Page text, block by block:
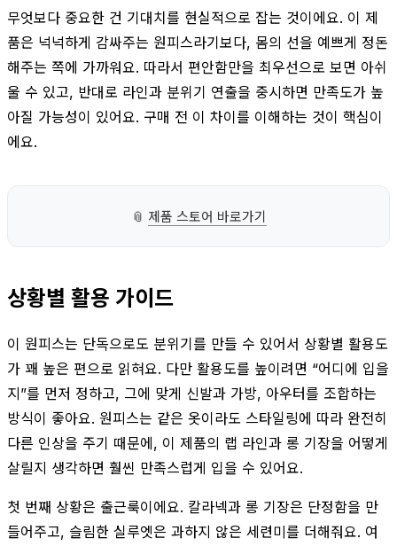
무엇보다 중요한 건 기대치를 현실적으로 잡는 것이에요. 이 제
품은 넉넉하게 감싸주는 원피스라기보다, 몸의 선을 예쁘게 정돈
해주는 쪽에 가까워요. 따라서 편안함만을 최우선으로 보면 아쉬
울 수 있고, 반대로 라인과 분위기 연출을 중시하면 만족도가 높
아질 가능성이 있어요. 구매 전 이 차이를 이해하는 것이 핵심이
에요.
📎 제품 스토어 바로가기
상황별 활용 가이드
이 원피스는 단독으로도 분위기를 만들 수 있어서 상황별 활용도
가 꽤 높은 편으로 읽혀요. 다만 활용도를 높이려면 “어디에 입을
지”를 먼저 정하고, 그에 맞게 신발과 가방, 아우터를 조합하는
방식이 좋아요. 원피스는 같은 옷이라도 스타일링에 따라 완전히
다른 인상을 주기 때문에, 이 제품의 랩 라인과 롱 기장을 어떻게
살릴지 생각하면 훨씬 만족스럽게 입을 수 있어요.
첫 번째 상황은 출근룩이에요. 칼라넥과 롱 기장은 단정함을 만
들어주고, 슬림한 실루엣은 과하지 않은 세련미를 더해줘요. 여